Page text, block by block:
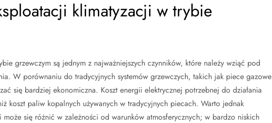
klimatyzacji w trybie
grzewczym są jednym z najważniejszych czynników, które należy wziąć pod
W porównaniu do tradycyjnych systemów grzewczych, takich jak piece gazowe
się bardziej ekonomiczna. Koszt energii elektrycznej potrzebnej do działania
koszt paliw kopalnych używanych w tradycyjnych piecach. Warto jednak
się różnić w zależności od warunków atmosferycznych; w bardzo niskich